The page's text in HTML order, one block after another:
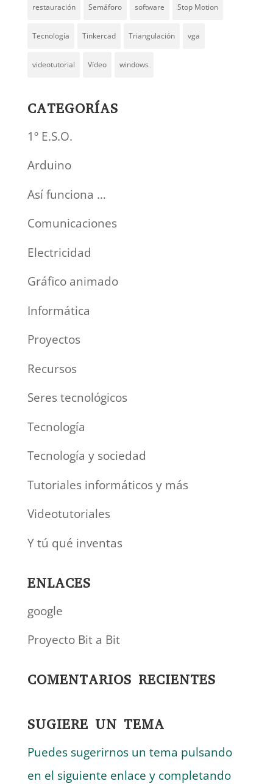
restauración Semáforo software Stop Motion
Tecnología Tinkercad Triangulación vga
videotutorial Vídeo windows
CATEGORÍAS
1º E.S.O.
Arduino
Así funciona …
Comunicaciones
Electricidad
Gráfico animado
Informática
Proyectos
Recursos
Seres tecnológicos
Tecnología
Tecnología y sociedad
Tutoriales informáticos y más
Videotutoriales
Y tú qué inventas
ENLACES
google
Proyecto Bit a Bit
COMENTARIOS RECIENTES
SUGIERE UN TEMA
Puedes sugerirnos un tema pulsando
en el siguiente enlace y completando